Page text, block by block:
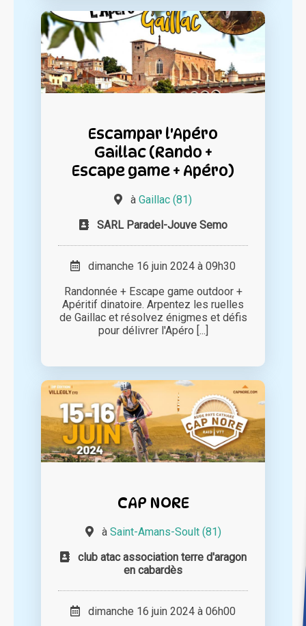
Escampar l'Apéro
Gaillac (Rando +
Escape game + Apéro)
à Gaillac (81)
SARL Paradel-Jouve Semo
dimanche 16 juin 2024 à 09h30
Randonnée + Escape game outdoor +
Apéritif dinatoire. Arpentez les ruelles
de Gaillac et résolvez énigmes et défis
pour délivrer l'Apéro [...]
CAP NORE
à Saint-Amans-Soult (81)
club atac association terre d'aragon
en cabardès
dimanche 16 juin 2024 à 06h00